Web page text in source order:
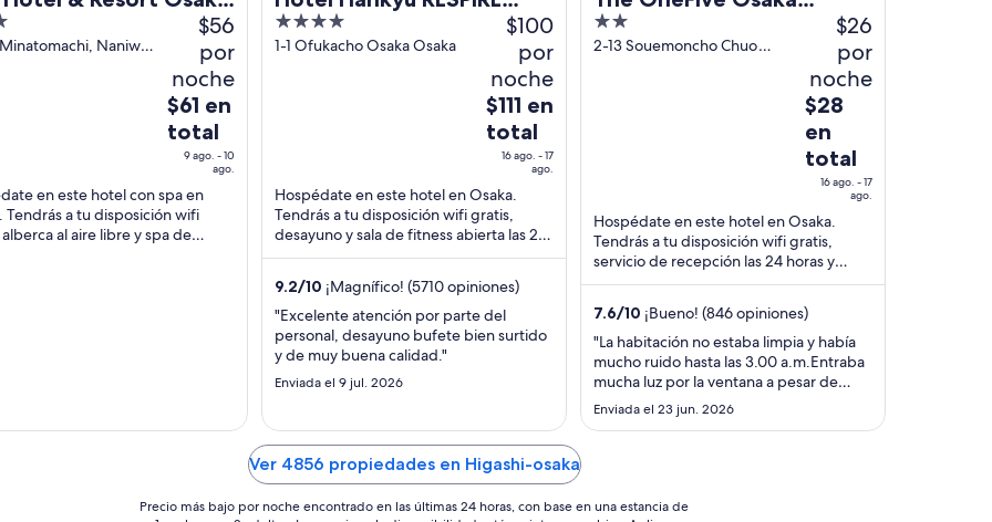
Ekimae Tower
Naniwa-
$56
por
noche
El
precio
$61
en
total
ago
$61 en
total
9 ago. - 10
ago.
en este hotel con spa en
Tendrás a tu disposición wifi
al aire libre y spa de
OSAKA
4
out
1-1 Ofukacho Osaka Osaka
$100
por
noche
El
precio
es
$111
en
total
por
noche
del
16
ago
$111 en
total
16 ago. - 17
ago.
Hospédate en este hotel en Osaka.
Tendrás a tu disposición wifi gratis,
desayuno y sala de fitness abierta las 24
horas. Nuestros huéspedes destacan el
9.2/10 ¡Magnífico! (5710 opiniones)
"Excelente atención por parte del
personal, desayuno bufete bien surtido
y de muy buena calidad."
Enviada el 9 jul. 2026
Namba Dotonbori
2
out
2-13 Souemoncho Chuo
$26
por
noche
El
precio
es
de
en
total
por
noche
del
16
ago
al
ago
$28
en
total
16 ago. - 17
ago.
Hospédate en este hotel en Osaka.
Tendrás a tu disposición wifi gratis,
servicio de recepción las 24 horas y
lavandería. Estarás muy cerca de
7.6/10 ¡Bueno! (846 opiniones)
"La habitación no estaba limpia y había
mucho ruido hasta las 3.00 a.m.Entraba
mucha luz por la ventana a pesar de
tener cortinas. Lo que me gustó es el
aire acondicionado que mantenía la
Enviada el 23 jun. 2026
Ver 4856 propiedades en Higashi-osaka
Precio más bajo por noche encontrado en las últimas 24 horas, con base en una estancia de